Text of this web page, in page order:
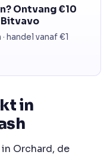
Ontvang €10
handel vanaf €1
in
Orchard, de